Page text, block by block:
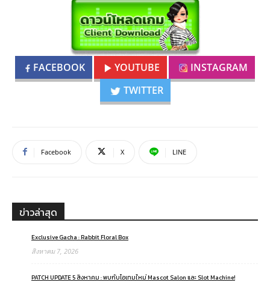
FACEBOOK YOUTUBE
INSTAGRAM
TWITTER
Facebook X LINE
ข่าวล่าสุด
Exclusive Gacha : Rabbit Floral Box
สิงหาคม 7, 2026
PATCH UPDATE 5 สิงหาคม : พบกับไอเทมใหม่ Mascot Salon และ Slot Machine!